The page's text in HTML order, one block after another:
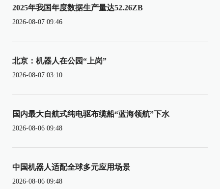
2025年我国年度数据生产量达52.26ZB
2026-08-07 09:46
北京：机器人在公园“上岗”
2026-08-07 03:10
国内最大自航式纯电驱布缆船“蓝海领航”下水
2026-08-06 09:48
中国机器人适配全球多元应用场景
2026-08-06 09:48